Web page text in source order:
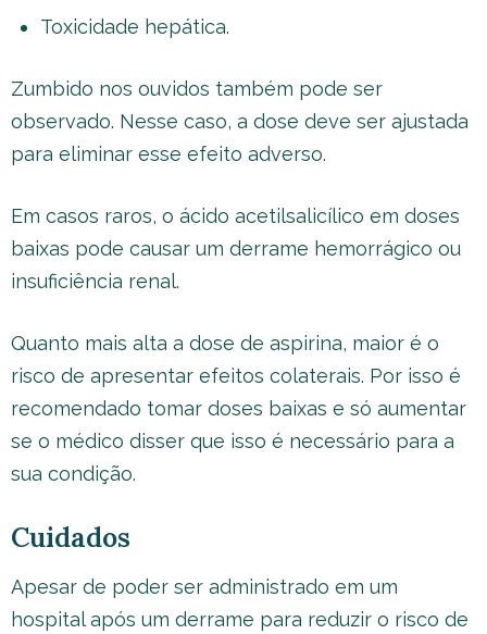
Toxicidade hepática.
Zumbido nos ouvidos também pode ser
observado. Nesse caso, a dose deve ser ajustada
para eliminar esse efeito adverso.
Em casos raros, o ácido acetilsalicílico em doses
baixas pode causar um derrame hemorrágico ou
insuficiência renal.
Quanto mais alta a dose de aspirina, maior é o
risco de apresentar efeitos colaterais. Por isso é
recomendado tomar doses baixas e só aumentar
se o médico disser que isso é necessário para a
sua condição.
Cuidados
Apesar de poder ser administrado em um
hospital após um derrame para reduzir o risco de